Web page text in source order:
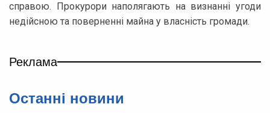
справою. Прокурори наполягають на визнанні угоди
недійсною та поверненні майна у власність громади.
Реклама
Останні новини